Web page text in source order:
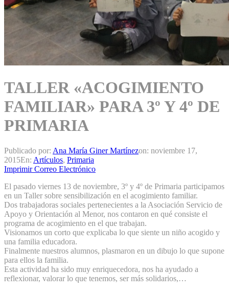
TALLER «ACOGIMIENTO
FAMILIAR» PARA 3º Y 4º DE
PRIMARIA
Publicado por: Ana María Giner Martínezon: noviembre 17,
2015En: Artículos, Primaria
Imprimir Correo Electrónico
El pasado viernes 13 de noviembre, 3º y 4º de Primaria participamos
en un Taller sobre sensibilización en el acogimiento familiar.
Dos trabajadoras sociales pertenecientes a la Asociación Servicio de
Apoyo y Orientación al Menor, nos contaron en qué consiste el
programa de acogimiento en el que trabajan.
Visionamos un corto que explicaba lo que siente un niño acogido y
una familia educadora.
Finalmente nuestros alumnos, plasmaron en un dibujo lo que supone
para ellos la familia.
Esta actividad ha sido muy enriquecedora, nos ha ayudado a
reflexionar, valorar lo que tenemos, ser más solidarios,…